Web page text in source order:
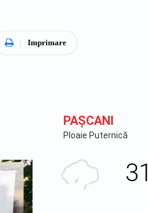
Imprimare
PAŞCANI
Ploaie Puternică